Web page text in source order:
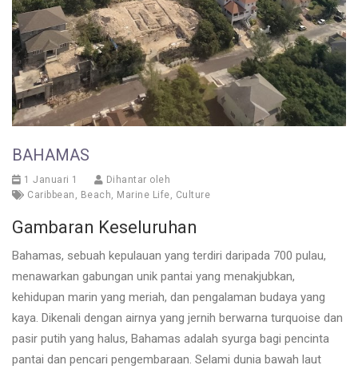
BAHAMAS
1 Januari 1
Dihantar oleh
Caribbean , Beach, Marine Life, Culture
Gambaran Keseluruhan
Bahamas, sebuah kepulauan yang terdiri daripada 700 pulau,
menawarkan gabungan unik pantai yang menakjubkan,
kehidupan marin yang meriah, dan pengalaman budaya yang
kaya. Dikenali dengan airnya yang jernih berwarna turquoise dan
pasir putih yang halus, Bahamas adalah syurga bagi pencinta
pantai dan pencari pengembaraan. Selami dunia bawah laut